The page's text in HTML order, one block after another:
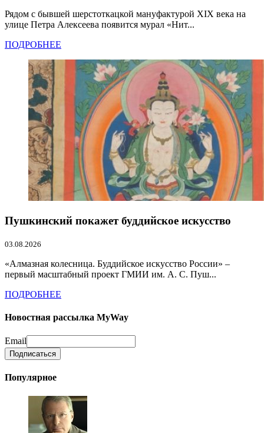
Рядом с бывшей шерстоткацкой мануфактурой XIX века на
улице Петра Алексеева появится мурал «Нит...
ПОДРОБНЕЕ
Пушкинский покажет буддийское искусство
03.08.2026
«Алмазная колесница. Буддийское искусство России» –
первый масштабный проект ГМИИ им. А. С. Пуш...
ПОДРОБНЕЕ
Новостная рассылка MyWay
Email
Популярное